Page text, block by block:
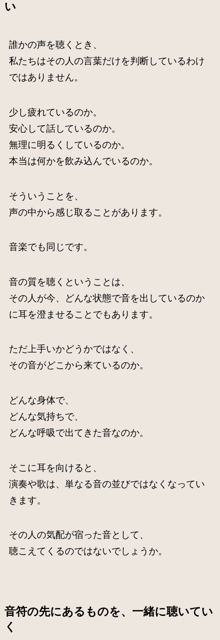
い
誰かの声を聴くとき、
私たちはその人の言葉だけを判断しているわけ
ではありません。
少し疲れているのか。
安心して話しているのか。
無理に明るくしているのか。
本当は何かを飲み込んでいるのか。
そういうことを、
声の中から感じ取ることがあります。
音楽でも同じです。
音の質を聴くということは、
その人が今、どんな状態で音を出しているのか
に耳を澄ませることでもあります。
ただ上手いかどうかではなく、
その音がどこから来ているのか。
どんな身体で、
どんな気持ちで、
どんな呼吸で出てきた音なのか。
そこに耳を向けると、
演奏や歌は、単なる音の並びではなくなってい
きます。
その人の気配が宿った音として、
聴こえてくるのではないでしょうか。
音符の先にあるものを、一緒に聴いてい
く